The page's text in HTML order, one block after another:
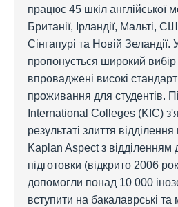
працює 45 шкіл англійської
Британії, Ірландії, Мальті,
Сінгапурі та Новій Зеландії.
пропонується широкий вибір
впроваджені високі
проживання для студентів.
International Colleges (KIC)
результаті злиття
Kaplan Aspect з відділенням
підготовки (відкрито 2006
допомогли понад 10 000
вступити на бакалаврські та